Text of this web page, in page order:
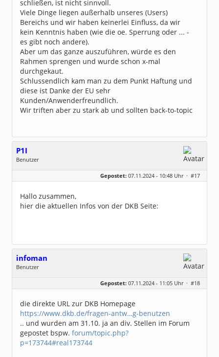
schließen, ist nicht sinnvoll.
Viele Dinge liegen außerhalb unseres (Users)
Bereichs und wir haben keinerlei Einfluss, da wir
kein Kenntnis haben (wie die oe. Sperrung oder ... -
es gibt noch andere).
Aber um das ganze auszuführen, würde es den
Rahmen sprengen und wurde schon x-mal
durchgekaut.
Schlussendlich kam man zu dem Punkt Haftung und
diese ist Danke der EU sehr
Kunden/Anwenderfreundlich.
Wir triften aber zu stark ab und sollten back-to-topic
P1I
Benutzer
Geschlecht:
keine Angabe
Dabei seit:
02 / 2008
Gepostet: 07.11.2024 - 10:48 Uhr · #17
Hallo zusammen,
hier die aktuellen Infos von der DKB Seite:
infoman
Benutzer
Dabei seit:
06 / 2008
Gepostet: 07.11.2024 - 11:05 Uhr · #18
die direkte URL zur DKB Homepage
https://www.dkb.de/fragen-antw…g-benutzen
.. und wurden am 31.10. ja an div. Stellen im Forum
gepostet bspw. forum/topic.php?
p=173744#real173744